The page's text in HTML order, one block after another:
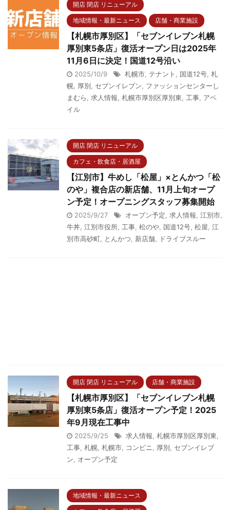
開店 閉店 リニューアル
地域情報・最新ニュース 店舗・商業施設
【札幌市厚別区】「セブンイレブン札幌
厚別東5条店」復活オープン日は2025年
11月6日に決定！国道12号沿い
2025/10/9 札幌市, テナント , 国道12号, 札
幌, 厚別, セブンイレブン, ファッションセンターし
まむら, 求人情報, 札幌市厚別区厚別東, 工事, アベ
イル
開店 閉店 リニューアル
カフェ・飲食店・居酒屋
【江別市】牛めし「松屋」×とんかつ「松
のや」複合店の新店舗、11月上旬オープ
ン予定！オープニングスタッフ募集開始
2025/9/27 オープン予定, 求人情報, 江別市,
牛丼, 江別市役所, 工事, 松のや, 国道12号, 松屋, 江
別市高砂町, とんかつ, 新店舗, ドライブスルー
開店 閉店 リニューアル 店舗・商業施設
【札幌市厚別区】「セブンイレブン札幌
厚別東5条店」復活オープン予定！2025
年9月現在工事中
2025/9/25 求人情報, 札幌市厚別区厚別東,
工事, 札幌, 札幌市, コンビニ, 厚別, セブンイレブ
ン, オープン予定
地域情報・最新ニュース